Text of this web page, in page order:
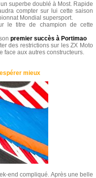
superbe doublé à Most. Rapide
compter sur lui cette saison
Mondial supersport.
le titre de champion de cette
premier succès à Portimao
des restrictions sur les ZX Moto
face aux autres constructeurs.
mieux
end compliqué. Après une belle